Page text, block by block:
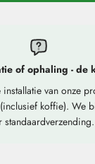
of ophaling - de
van onze
koffie). We
standaardverzending.